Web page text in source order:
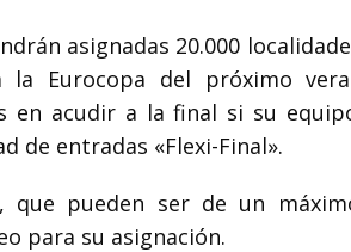
asignadas 20.000
Eurocopa del próximo
en acudir a la final si su
de entradas «Flexi-Final».
que pueden ser de un
para su asignación.